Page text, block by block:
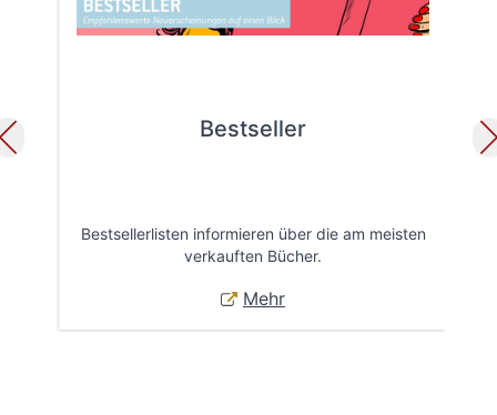
Bestseller
Bestsellerlisten informieren über die am meisten
verkauften Bücher.
Mehr